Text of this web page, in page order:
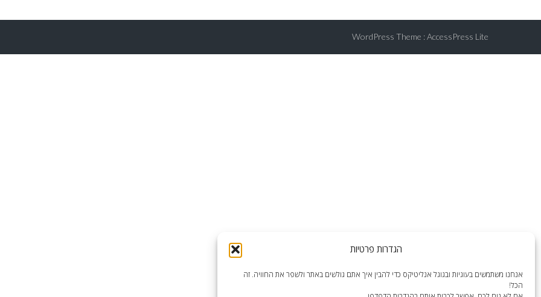
הגדרות פרטיות
אנחנו משתמשים בעוגיות ובגוגל אנליטיקס כדי להבין איך אתם גולשים באתר ולשפר את החוויה. זה
הכל!
WordPress Theme :AccessPress Lite